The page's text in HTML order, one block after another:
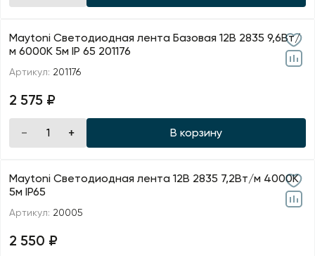
Maytoni Светодиодная лента Базовая 12В 2835 9,6Вт/
м 6000K 5м IP 65 201176
Артикул: 201176
2 575 ₽
В корзину
Maytoni Светодиодная лента 12В 2835 7,2Вт/м 4000K
5м IP65
Артикул: 20005
2 550 ₽